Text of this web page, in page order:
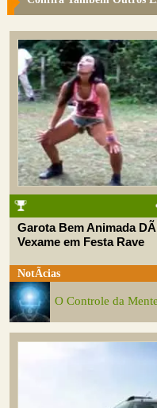
Garota Bem Animada
Vexame em Festa Rave
NotÃ­cias
O Controle da Mente